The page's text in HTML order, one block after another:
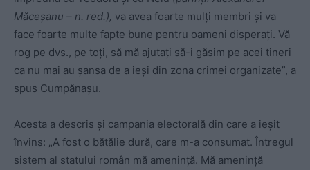
Măceșanu – n. red.), va avea foarte mulți membri și va
face foarte multe fapte bune pentru oameni disperați. Vă
rog pe dvs., pe toți, să mă ajutați să-i găsim pe acei tineri
ca nu mai au șansa de a ieși din zona crimei organizate”, a
spus Cumpănașu.
Acesta a descris și campania electorală din care a ieșit
învins: „A fost o bătălie dură, care m-a consumat. Întregul
sistem al statului român mă amenință. Mă amenință